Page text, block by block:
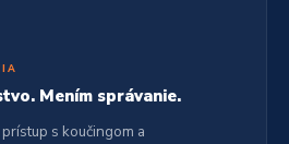
Mením správanie.
s koučingom a